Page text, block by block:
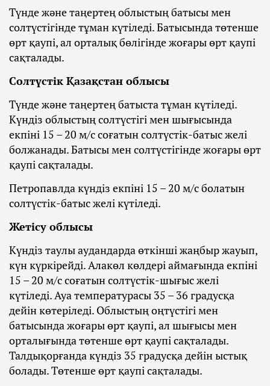
Түнде және таңертең облыстың батысы мен
солтүстігінде тұман күтіледі. Батысында төтенше
өрт қаупі, ал орталық бөлігінде жоғары өрт қаупі
сақталады.
Солтүстік Қазақстан облысы
Түнде және таңертең батыста тұман күтіледі.
Күндіз облыстың солтүстігі мен шығысында
екпіні 15 – 20 м/с соғатын солтүстік-батыс желі
болжанады. Батысы мен солтүстігінде жоғары өрт
қаупі сақталады.
Петропавлда күндіз екпіні 15 – 20 м/с болатын
солтүстік-батыс желі күтіледі.
Жетісу облысы
Күндіз таулы аудандарда өткінші жаңбыр жауып,
күн күркірейді. Алакөл көлдері аймағында екпіні
15 – 20 м/с соғатын солтүстік-шығыс желі
күтіледі. Ауа температурасы 35 – 36 градусқа
дейін көтеріледі. Облыстың оңтүстігі мен
батысында жоғары өрт қаупі, ал шығысы мен
орталығында төтенше өрт қаупі сақталады.
Талдықорғанда күндіз 35 градусқа дейін ыстық
болады. Төтенше өрт қаупі сақталады.